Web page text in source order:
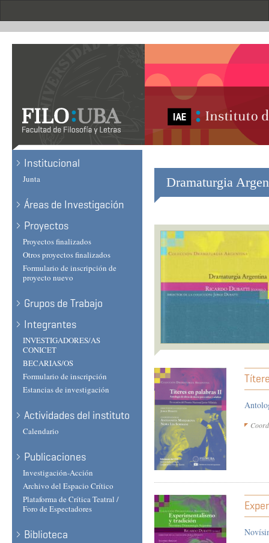
Institucional
Junta
Áreas de Investigación
Proyectos
Proyectos finalizados
Otros proyectos finalizados
Formulario de inscripción de
proyecto nuevo
Grupos de Trabajo
Integrantes
INVESTIGADORES/AS
CONICET
BECARIAS/OS
Formulario de inscripción
Estancias de investigación
Actividades del instituto
Calendario
Publicaciones
Investigación-Acción
Archivo del Espacio Crítico
Plataforma de Crítica Teatral /
Foro de Espectadores
Biblioteca
Dramaturgia